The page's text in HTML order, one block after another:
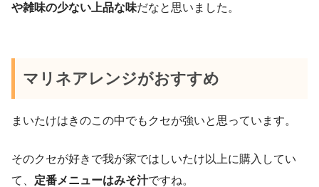
や雑味の少ない上品な味だなと思いました。
マリネアレンジがおすすめ
まいたけはきのこの中でもクセが強いと思っています。
そのクセが好きで我が家ではしいたけ以上に購入してい
て、 定番メニューはみそ汁ですね。